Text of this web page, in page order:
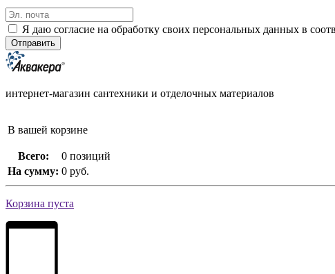
Я даю согласие на обработку своих персональных данных в
интернет-магазин сантехники и отделочных материалов
В вашей корзине
Всего:
0 позиций
На сумму: 0 руб.
Корзина пуста